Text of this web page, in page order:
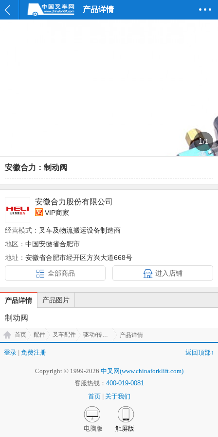
产品详情
1/1
安徽合力：制动阀
安徽合力股份有限公司
VIP商家
经营模式： 叉车及物流搬运设备制造商
地区： 中国安徽省合肥市
地址： 安徽省合肥市经开区方兴大道668号
全部商品
进入店铺
产品详情 产品图片
制动阀
首页 配件 叉车配件 驱动/传动系统 产品详情
登录 免费注册 返回顶部↑
Copyright © 1999-2026 中叉网(www.chinaforklift.com)
客服热线： 400-019-0081
首页
关于我们
电脑版 触屏版